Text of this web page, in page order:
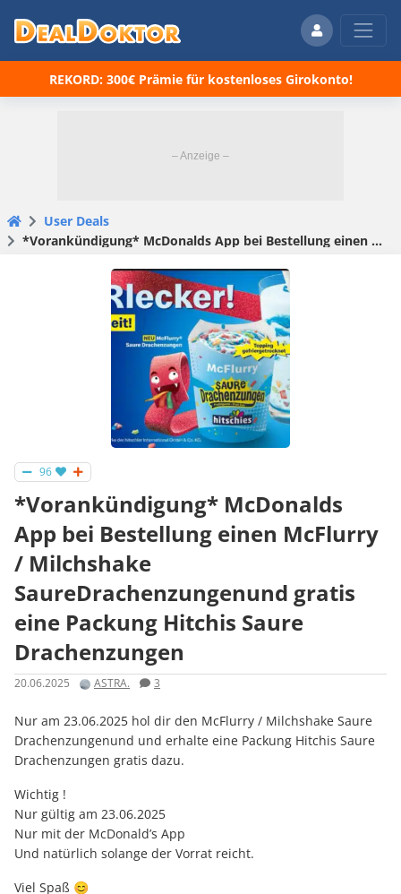
REKORD: 300€ Prämie für kostenloses Girokonto!
User Deals
*Vorankündigung* McDonalds App bei Bestellung einen McFlurry / Milchshake SaureDrachenzungenund gratis eine Packung Hitchis Saure Drachenzungen
96
*Vorankündigung* McDonalds
App bei Bestellung einen McFlurry
/ Milchshake
SaureDrachenzungenund gratis
eine Packung Hitchis Saure
Drachenzungen
20.06.2025 ASTRA. 3
Nur am 23.06.2025 hol dir den McFlurry / Milchshake Saure
Drachenzungenund und erhalte eine Packung Hitchis Saure
Drachenzungen gratis dazu.
Wichtig !
Nur gültig am 23.06.2025
Nur mit der McDonald’s App
Und natürlich solange der Vorrat reicht.
Viel Spaß 😊